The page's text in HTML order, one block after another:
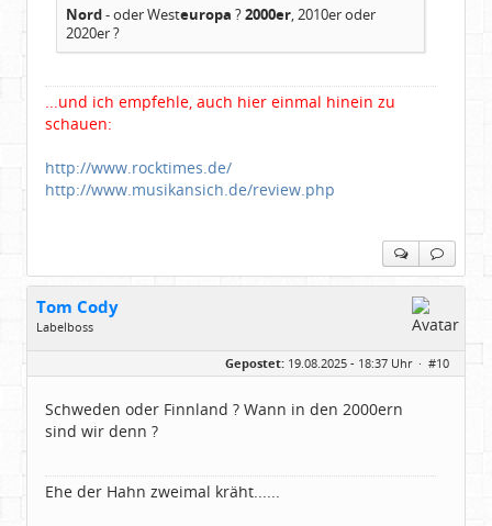
Nord- oder Westeuropa ?2000er, 2010er oder
2020er ?
...und ich empfehle, auch hier einmal hinein zu
schauen:
http://www.rocktimes.de/
http://www.musikansich.de/review.php
Tom Cody
Labelboss
Alter:
70
Dabei seit:
11 / 2006
Gepostet: 19.08.2025 - 18:37 Uhr · #10
Schweden oder Finnland ? Wann in den 2000ern
sind wir denn ?
Ehe der Hahn zweimal kräht......